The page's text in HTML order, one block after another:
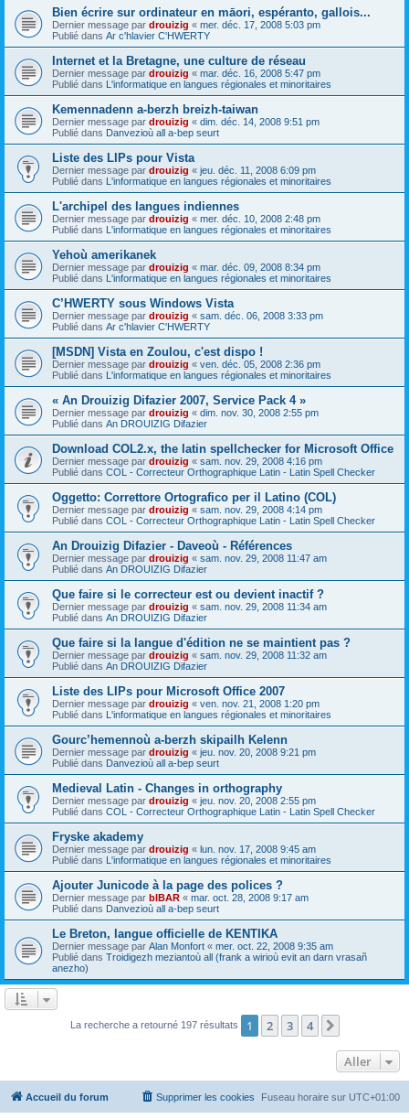
Bien écrire sur ordinateur en māori, espéranto, gallois...
Dernier message par drouizig « mer. déc. 17, 2008 5:03 pm
Publié dans Ar c'hlavier C'HWERTY
Internet et la Bretagne, une culture de réseau
Dernier message par drouizig « mar. déc. 16, 2008 5:47 pm
Publié dans L'informatique en langues régionales et minoritaires
Kemennadenn a-berzh breizh-taiwan
Dernier message par drouizig « dim. déc. 14, 2008 9:51 pm
Publié dans Danvezioù all a-bep seurt
Liste des LIPs pour Vista
Dernier message par drouizig « jeu. déc. 11, 2008 6:09 pm
Publié dans L'informatique en langues régionales et minoritaires
L'archipel des langues indiennes
Dernier message par drouizig « mer. déc. 10, 2008 2:48 pm
Publié dans L'informatique en langues régionales et minoritaires
Yehoù amerikanek
Dernier message par drouizig « mar. déc. 09, 2008 8:34 pm
Publié dans L'informatique en langues régionales et minoritaires
C’HWERTY sous Windows Vista
Dernier message par drouizig « sam. déc. 06, 2008 3:33 pm
Publié dans Ar c'hlavier C'HWERTY
[MSDN] Vista en Zoulou, c'est dispo !
Dernier message par drouizig « ven. déc. 05, 2008 2:36 pm
Publié dans L'informatique en langues régionales et minoritaires
« An Drouizig Difazier 2007, Service Pack 4 »
Dernier message par drouizig « dim. nov. 30, 2008 2:55 pm
Publié dans An DROUIZIG Difazier
Download COL2.x, the latin spellchecker for Microsoft Office
Dernier message par drouizig « sam. nov. 29, 2008 4:16 pm
Publié dans COL - Correcteur Orthographique Latin - Latin Spell Checker
Oggetto: Correttore Ortografico per il Latino (COL)
Dernier message par drouizig « sam. nov. 29, 2008 4:14 pm
Publié dans COL - Correcteur Orthographique Latin - Latin Spell Checker
An Drouizig Difazier - Daveoù - Références
Dernier message par drouizig « sam. nov. 29, 2008 11:47 am
Publié dans An DROUIZIG Difazier
Que faire si le correcteur est ou devient inactif ?
Dernier message par drouizig « sam. nov. 29, 2008 11:34 am
Publié dans An DROUIZIG Difazier
Que faire si la langue d'édition ne se maintient pas ?
Dernier message par drouizig « sam. nov. 29, 2008 11:32 am
Publié dans An DROUIZIG Difazier
Liste des LIPs pour Microsoft Office 2007
Dernier message par drouizig « ven. nov. 21, 2008 1:20 pm
Publié dans L'informatique en langues régionales et minoritaires
Gourc’hemennoù a-berzh skipailh Kelenn
Dernier message par drouizig « jeu. nov. 20, 2008 9:21 pm
Publié dans Danvezioù all a-bep seurt
Medieval Latin - Changes in orthography
Dernier message par drouizig « jeu. nov. 20, 2008 2:55 pm
Publié dans COL - Correcteur Orthographique Latin - Latin Spell Checker
Fryske akademy
Dernier message par drouizig « lun. nov. 17, 2008 9:45 am
Publié dans L'informatique en langues régionales et minoritaires
Ajouter Junicode à la page des polices ?
Dernier message par bIBAR « mar. oct. 28, 2008 9:17 am
Publié dans Danvezioù all a-bep seurt
Le Breton, langue officielle de KENTIKA
Dernier message par Alan Monfort « mer. oct. 22, 2008 9:35 am
Publié dans Troidigezh meziantoù all (frank a wirioù evit an darn vrasañ
anezho)
La recherche a retourné 197 résultats 1 2 3 4
Aller
Accueil du forum Fuseau horaire sur UTC+01:00
Supprimer les cookies